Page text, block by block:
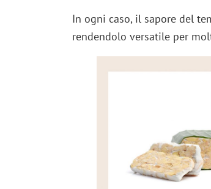
In ogni caso, il sapore del
rendendolo versatile per